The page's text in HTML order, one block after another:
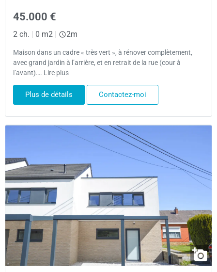
45.000 €
2 ch. 0 m2 2m
Maison dans un cadre « très vert », à rénover complètement,
avec grand jardin à l’arrière, et en retrait de la rue (cour à
l’avant)…. Lire plus
Plus de détails Contactez-moi